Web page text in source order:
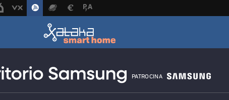
PATROCINA